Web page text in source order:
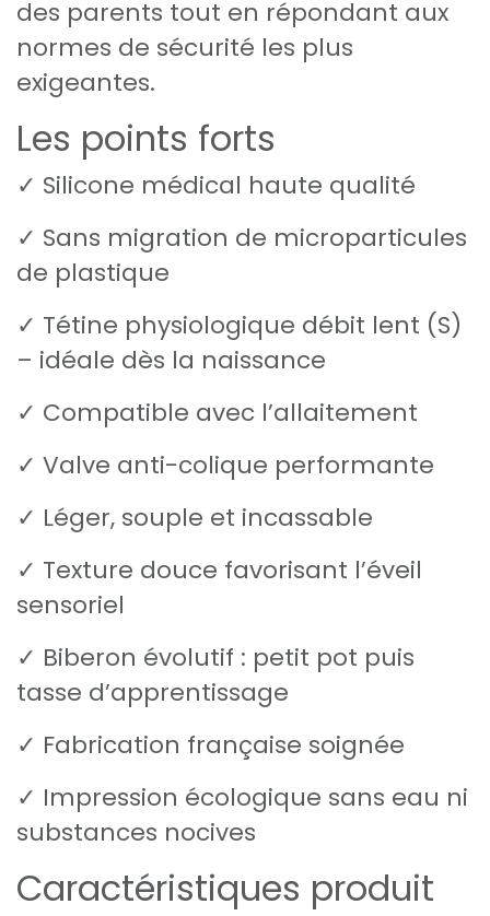
des parents tout en répondant aux
normes de sécurité les plus
exigeantes.
Les points forts
✓ Silicone médical haute qualité
✓ Sans migration de microparticules
de plastique
✓ Tétine physiologique débit lent (S)
– idéale dès la naissance
✓ Compatible avec l’allaitement
✓ Valve anti-colique performante
✓ Léger, souple et incassable
✓ Texture douce favorisant l’éveil
sensoriel
✓ Biberon évolutif : petit pot puis
tasse d’apprentissage
✓ Fabrication française soignée
✓ Impression écologique sans eau ni
substances nocives
Caractéristiques produit